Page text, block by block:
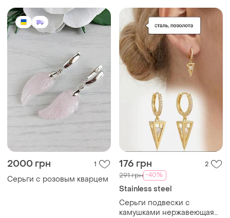
льодяники цукерки жіночі
дитячі
2000 грн 1
Серьги с розовым кварцем
176 грн 2
291 грн -40%
Stainless steel
Серьги подвески с
камушками нержавеющая